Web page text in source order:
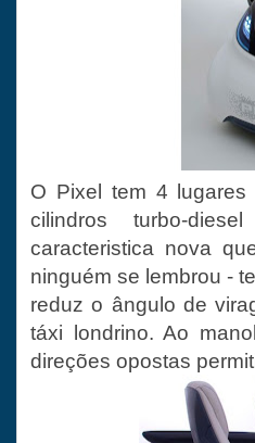
O Pixel tem 4
cilindros turbo-
caracteristica nova
ninguém se lembrou -
reduz o ângulo de
táxi londrino. Ao
direções opostas